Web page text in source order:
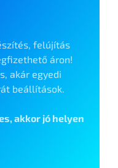
felújítás
áron!
akár egyedi
beállítások.
akkor jó helyen